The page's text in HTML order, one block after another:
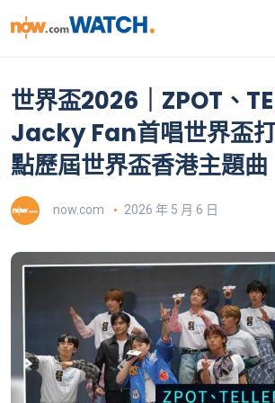
世界盃2026｜ZPOT、
Jacky Fan首唱世界盃
點歷屆世界盃香港主題曲
now.com 2026 年 5 月 6 日